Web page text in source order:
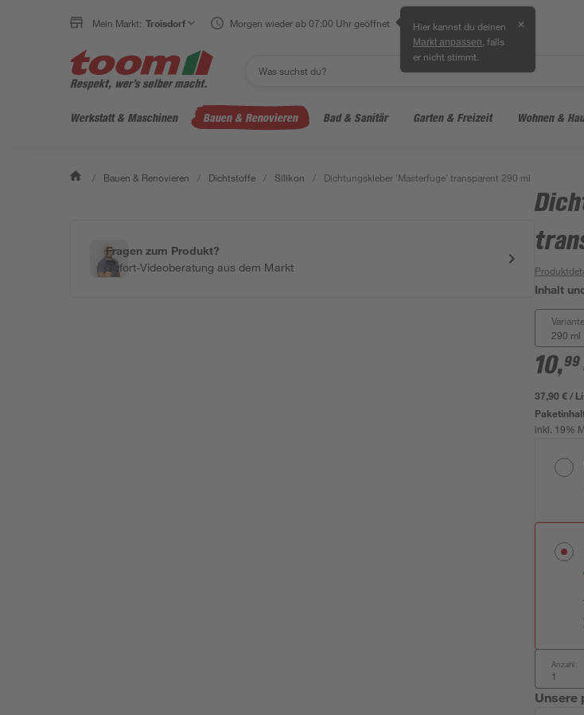
Mein Markt: Troisdorf Morgen wieder ab 07:00 Uhr geöffnet Hier kannst du deinen
Markt anpassen , falls
er nicht stimmt.
✕
Werkstatt & Maschinen Bauen & Renovieren Bad & Sanitär Garten & Freizeit Wohnen &
/ Bauen & Renovieren / Dichtstoffe / Silikon / Dichtungskleber 'Masterfuge' transparent 290 ml
Fragen zum Produkt?
Sofort-Videoberatung aus dem Markt
Inhalt
290 ml
10,99
37,90 € /
inkl. 19%
Anzahl:
Unsere